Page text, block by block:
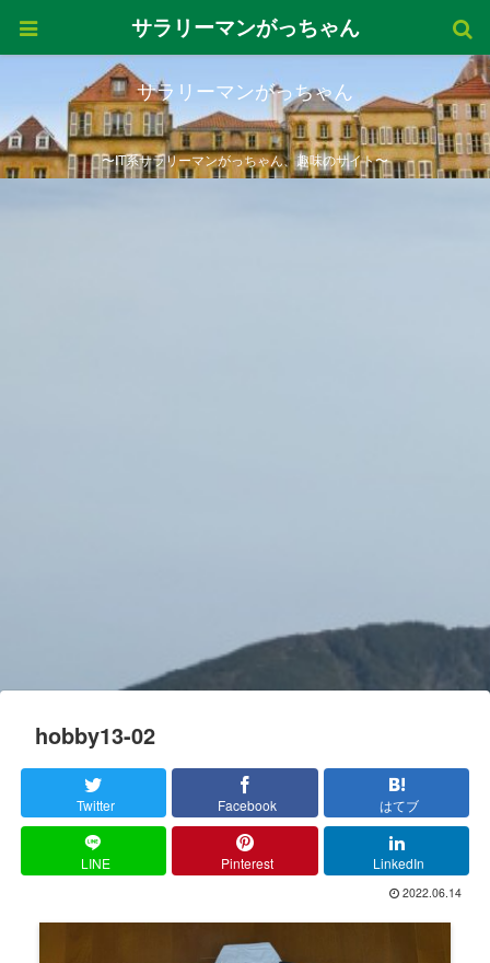
サラリーマンがっちゃん
〜IT系サラリーマンがっちゃん、趣味のサイト〜
hobby13-02
Twitter Facebook はてブ
LINE Pinterest LinkedIn
2022.06.14
サラリーマンがっちゃん